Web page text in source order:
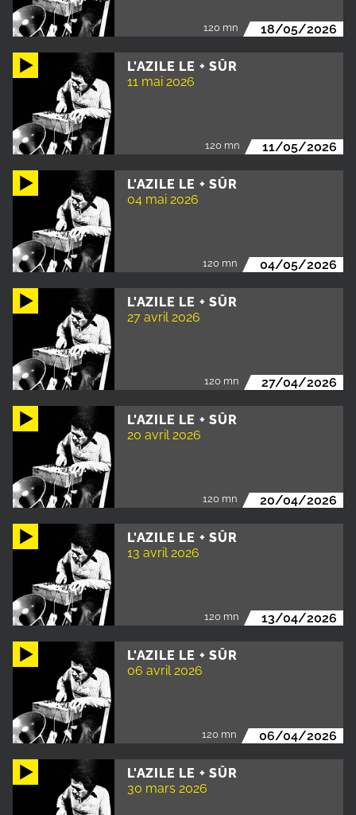
120 mn 18/05/2026
L'AZILE LE + SÛR
11 mai 2026
120 mn 11/05/2026
L'AZILE LE + SÛR
04 mai 2026
120 mn 04/05/2026
L'AZILE LE + SÛR
27 avril 2026
120 mn 27/04/2026
L'AZILE LE + SÛR
20 avril 2026
120 mn 20/04/2026
L'AZILE LE + SÛR
13 avril 2026
120 mn 13/04/2026
L'AZILE LE + SÛR
06 avril 2026
120 mn 06/04/2026
L'AZILE LE + SÛR
30 mars 2026